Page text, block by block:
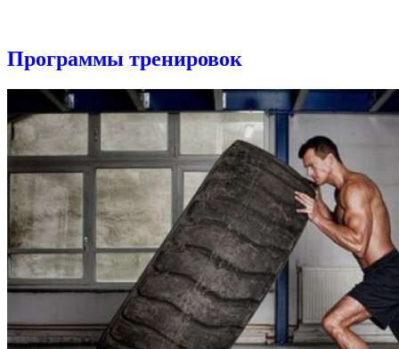
Программы тренировок